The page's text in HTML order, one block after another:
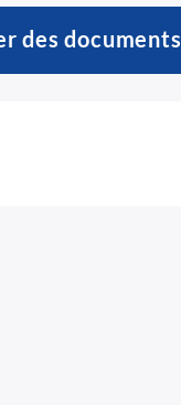
des documents